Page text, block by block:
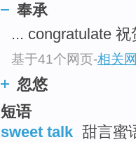
奉承
... congratulate 祝
基于41个网页-相关
忽悠
短语
sweet talk 甜言蜜